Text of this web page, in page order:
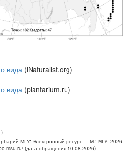
вида (iNaturalist.org)
вида (plantarium.ru)
МГУ: Электронный ресурс. – М.: МГУ, 2026.
(дата обращения 10.08.2026)